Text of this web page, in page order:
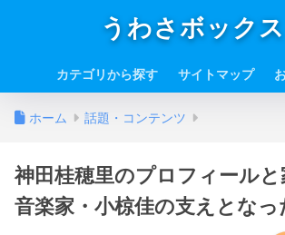
うわさボックス
カテゴリから探す サイトマップ
ホーム 話題・コンテンツ
神田桂穂里のプロフィールと
音楽家・小椋佳の支えとなっ